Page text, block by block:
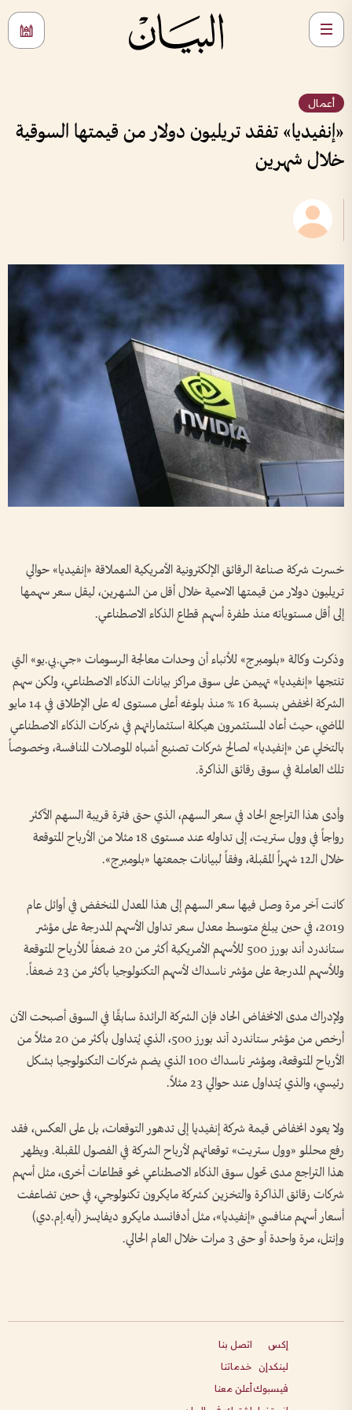
أعمال
«إنفيديا» تفقد تريليون دولار من قيمتها السوقية
خلال شهرين
خسرت شركة صناعة الرقائق الإلكترونية الأمريكية العملاقة «إنفيديا» حوالي
تريليون دولار من قيمتها الاسمية خلال أقل من الشهرين، ليقل سعر سهمها
إلى أقل مستوياته منذ طفرة أسهم قطاع الذكاء الاصطناعي.
وذكرت وكالة «بلومبرج» للأنباء أن وحدات معالجة الرسومات «جي.بي.يو» التي
تنتجها «إنفيديا» تهيمن على سوق مراكز بيانات الذكاء الاصطناعي، ولكن سهم
الشركة انخفض بنسبة 16 % منذ بلوغه أعلى مستوى له على الإطلاق في 14 مايو
الماضي، حيث أعاد المستثمرون هيكلة استثماراتهم في شركات الذكاء الاصطناعي
بالتخلي عن «إنفيديا» لصالح شركات تصنيع أشباه الموصلات المنافسة، وخصوصاً
تلك العاملة في سوق رقائق الذاكرة.
وأدى هذا التراجع الحاد في سعر السهم، الذي حتى فترة قريبة السهم الأكثر
رواجاً في وول ستريت، إلى تداوله عند مستوى 18 مثلا من الأرباح المتوقعة
خلال الـ12 شهراً المقبلة، وفقاً لبيانات جمعتها «بلومبرج».
كانت آخر مرة وصل فيها سعر السهم إلى هذا المعدل المنخفض في أوائل عام
2019، في حين يبلغ متوسط معدل سعر تداول الأسهم المدرجة على مؤشر
ستاندرد أند بورز 500 للأسهم الأمريكية أكثر من 20 ضعفاً للأرباح المتوقعة
وللأسهم المدرجة على مؤشر ناسداك لأسهم التكنولوجيا بأكثر من 23 ضعفاً.
ولإدراك مدى الانخفاض الحاد فإن الشركة الرائدة سابقًا في السوق أصبحت الآن
أرخص من مؤشر ستاندرد آند بورز 500، الذي يُتداول بأكثر من 20 مثلاً من
الأرباح المتوقعة، ومؤشر ناسداك 100 الذي يضم شركات التكنولوجيا بشكل
رئيسي، والذي يُتداول عند حوالي 23 مثلاً.
ولا يعود انخفاض قيمة شركة إنفيديا إلى تدهور التوقعات، بل على العكس، فقد
رفع محللو «وول ستريت» توقعاتهم لأرباح الشركة في الفصول المقبلة. ويظهر
هذا التراجع مدى تحول سوق الذكاء الاصطناعي نحو قطاعات أخرى، مثل أسهم
شركات رقائق الذاكرة والتخزين كشركة مايكرون تكنولوجي، في حين تضاعفت
أسعار أسهم منافسي «إنفيديا»، مثل أدفانسد مايكرو ديفايسز (أيه.إم.دي)
وإنتل، مرة واحدة أو حتى 3 مرات خلال العام الحالي.
إكس
لينكدإن
فيسبوك
اتصل بنا
خدماتنا
أعلن معنا